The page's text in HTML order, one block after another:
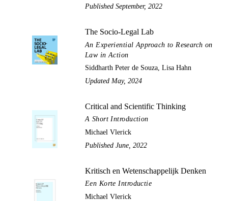
Published September, 2022
The Socio-Legal Lab
An Experiential Approach to Research on
Law in Action
Siddharth Peter de Souza, Lisa Hahn
Updated May, 2024
Critical and Scientific Thinking
A Short Introduction
Michael Vlerick
Published June, 2022
Kritisch en Wetenschappelijk Denken
Een Korte Introductie
Michael Vlerick